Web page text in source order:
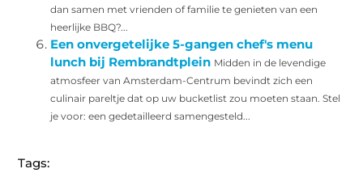
dan samen met vrienden of familie te genieten van een
heerlijke BBQ?...
Een onvergetelijke 5-gangen chef's menu
lunch bij Rembrandtplein Midden in de levendige
atmosfeer van Amsterdam-Centrum bevindt zich een
culinair pareltje dat op uw bucketlist zou moeten staan. Stel
je voor: een gedetailleerd samengesteld...
Tags: